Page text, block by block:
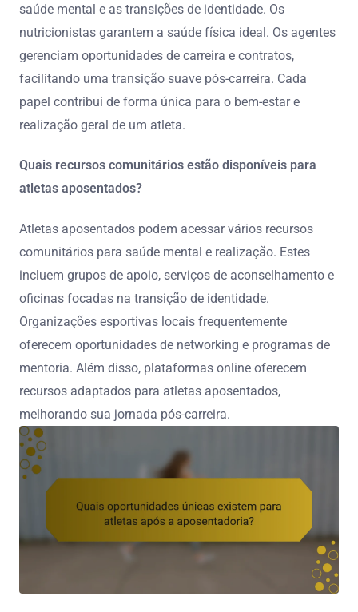
saúde mental e as transições de identidade. Os
nutricionistas garantem a saúde física ideal. Os agentes
gerenciam oportunidades de carreira e contratos,
facilitando uma transição suave pós-carreira. Cada
papel contribui de forma única para o bem-estar e
realização geral de um atleta.
Quais recursos comunitários estão disponíveis para
atletas aposentados?
Atletas aposentados podem acessar vários recursos
comunitários para saúde mental e realização. Estes
incluem grupos de apoio, serviços de aconselhamento e
oficinas focadas na transição de identidade.
Organizações esportivas locais frequentemente
oferecem oportunidades de networking e programas de
mentoria. Além disso, plataformas online oferecem
recursos adaptados para atletas aposentados,
melhorando sua jornada pós-carreira.